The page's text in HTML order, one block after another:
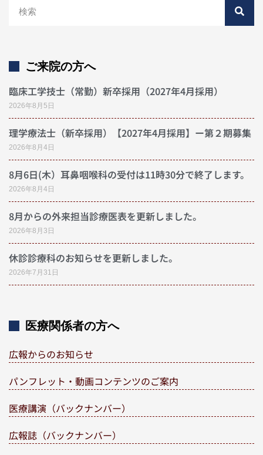
ご来院の方へ
臨床工学技士（常勤）新卒採用（2027年4月採用）
2026年8月5日
理学療法士（新卒採用）【2027年4月採用】ー第２期募集
2026年8月4日
8月6日(木）耳鼻咽喉科の受付は11時30分で終了します。
2026年8月4日
8月からの外来担当診療医表を更新しました。
2026年8月3日
休診診療科のお知らせを更新しました。
2026年7月31日
医療関係者の方へ
広報からのお知らせ
パンフレット・動画コンテンツのご案内
医療講演（バックナンバー）
広報誌（バックナンバー）